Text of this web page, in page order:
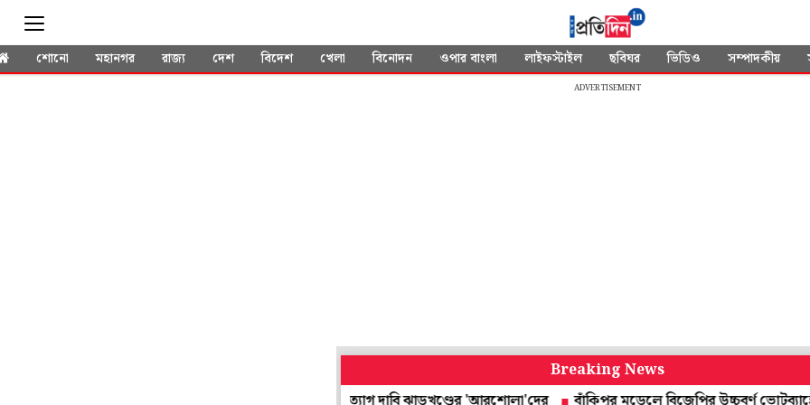
শোনো মহানগর রাজ্য দেশ বিদেশ খেলা বিনোদন ওপার বাংলা লাইফস্টাইল ছবিঘর ভিডিও সম্পাদকীয়
ADVERTISEMENT
Breaking News